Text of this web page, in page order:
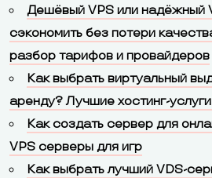
Дешёвый VPS или надёжный
сэкономить без потери
разбор тарифов и провайдеров
Как выбрать виртуальный
аренду? Лучшие хостинг-
Как создать сервер для
VPS серверы для игр
Как выбрать лучший VDS-